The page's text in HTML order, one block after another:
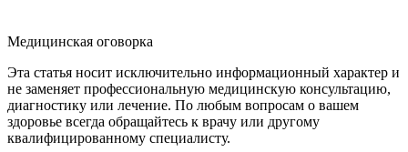
Медицинская оговорка
Эта статья носит исключительно информационный характер и
не заменяет профессиональную медицинскую консультацию,
диагностику или лечение. По любым вопросам о вашем
здоровье всегда обращайтесь к врачу или другому
квалифицированному специалисту.